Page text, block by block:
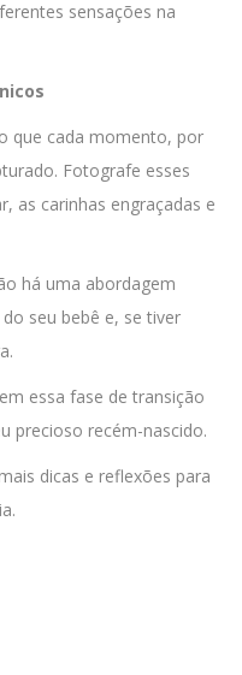
sensações na
que cada momento, por
Fotografe esses
as carinhas engraçadas e
há uma abordagem
seu bebê e, se tiver
essa fase de transição
precioso recém-nascido.
dicas e reflexões para